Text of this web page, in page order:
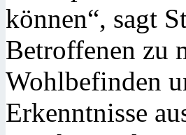
können“, sagt
Betroffenen zu
Wohlbefinden
Erkenntnisse